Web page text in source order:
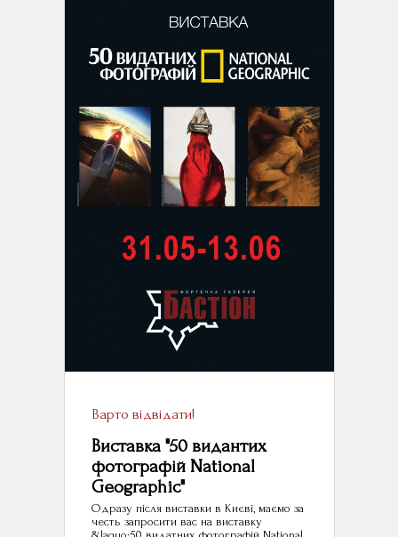
Варто відвідати!
Виставка "50 видантих
фотографій National
Geographic"
Одразу після виставки в Києві, маємо за
честь запросити вас на виставку